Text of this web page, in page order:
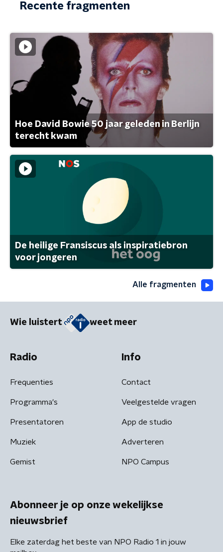
Recente fragmenten
Hoe David Bowie 50 jaar geleden in Berlijn
terecht kwam
De heilige Fransiscus als inspiratiebron
voor jongeren
Alle fragmenten
Wie luistert weet meer
Radio
Frequenties
Programma's
Presentatoren
Muziek
Gemist
Info
Contact
Veelgestelde vragen
App de studio
Adverteren
NPO Campus
Abonneer je op onze wekelijkse
nieuwsbrief
Elke zaterdag het beste van NPO Radio 1 in jouw